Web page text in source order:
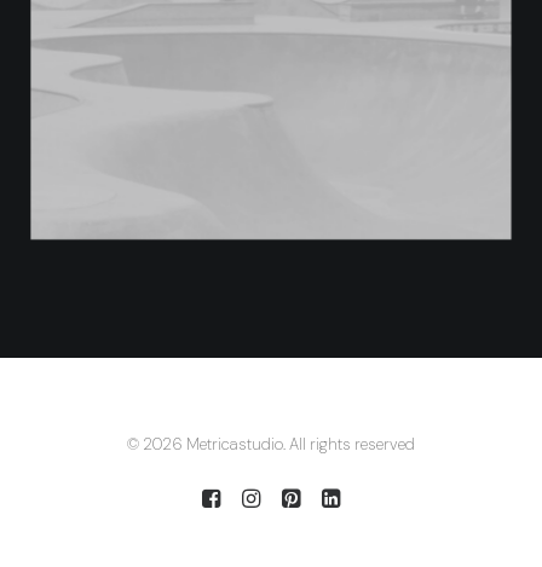
© 2026 Metricastudio. All rights reserved